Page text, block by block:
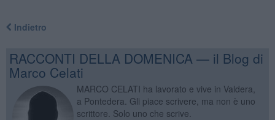
Indietro
RACCONTI DELLA DOMENICA — il Blog di
Marco Celati
MARCO CELATI ha lavorato e vive in Valdera,
a Pontedera. Gli piace scrivere, ma non è uno
scrittore. Solo uno che scrive.